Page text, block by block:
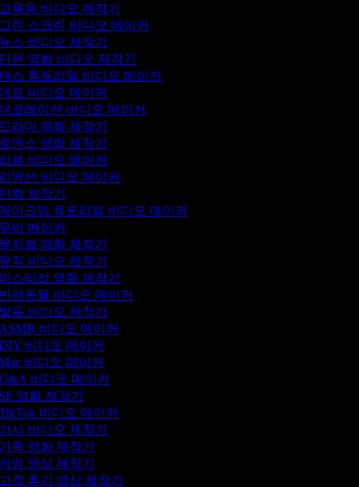
육용 비디오 제작기
린 스크린 비디오 메이커
스 비디오 제작기
편 영화 비디오 제작기
스 튜토리얼 비디오 메이커
모 비디오 메이커
코레이션 비디오 메이커
라마 영화 제작기
맨스 영화 제작기
뷰 비디오 메이커
액션 비디오 메이커
화 제작기
이크업 튜토리얼 비디오 메이커
비 메이커
지컬 영화 제작기
직 비디오 제작기
스터리 영화 제작기
려동물 비디오 메이커
음 비디오 제작기
비디오 메이커
비디오 메이커
비디오 메이커
비디오 메이커
영화 제작기
비디오 메이커
사 비디오 제작기
족 영화 제작기
임 영상 제작기
객 후기 영상 제작기